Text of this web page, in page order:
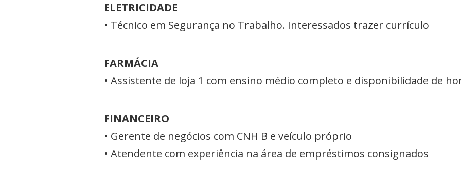
ELETRICIDADE
• Técnico em Segurança no Trabalho. Interessados trazer currículo
FARMÁCIA
• Assistente de loja 1 com ensino médio completo e disponibilidade de
FINANCEIRO
• Gerente de negócios com CNH B e veículo próprio
• Atendente com experiência na área de empréstimos consignados